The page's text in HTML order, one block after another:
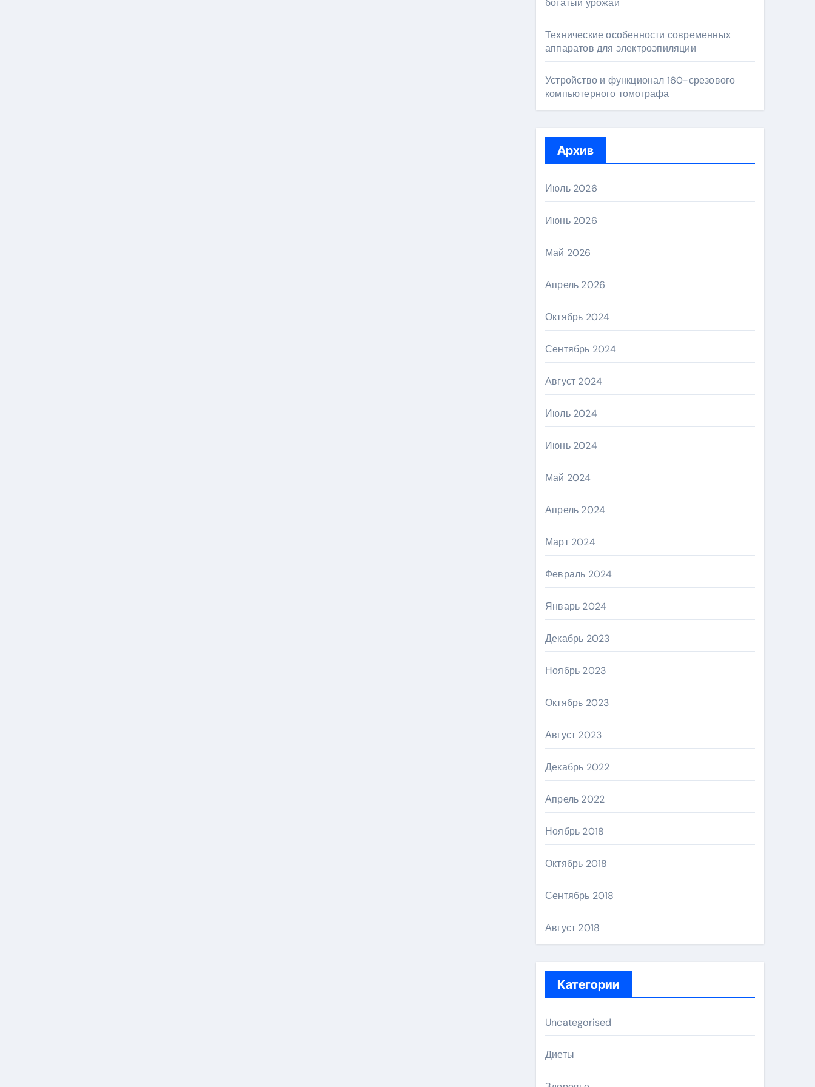
богатый урожай
Технические особенности современных
аппаратов для электроэпиляции
Устройство и функционал 160-срезового
компьютерного томографа
Архив
Июль 2026
Июнь 2026
Май 2026
Апрель 2026
Октябрь 2024
Сентябрь 2024
Август 2024
Июль 2024
Июнь 2024
Май 2024
Апрель 2024
Март 2024
Февраль 2024
Январь 2024
Декабрь 2023
Ноябрь 2023
Октябрь 2023
Август 2023
Декабрь 2022
Апрель 2022
Ноябрь 2018
Октябрь 2018
Сентябрь 2018
Август 2018
Категории
Uncategorised
Диеты